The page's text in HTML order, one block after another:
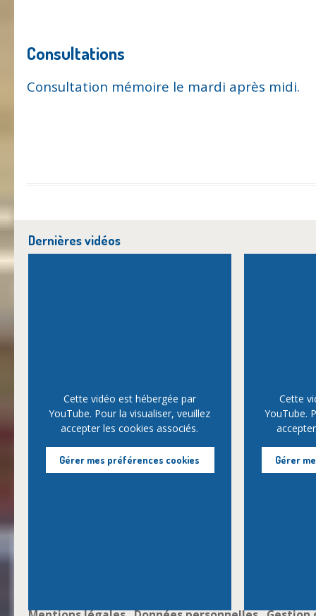
Consultations
Consultation mémoire le mardi après midi.
Dernières vidéos
Cette vidéo est hébergée par
YouTube. Pour la visualiser, veuillez
accepter les cookies associés.
Gérer mes préférences cookies
Cette
YouTube.
Gérer